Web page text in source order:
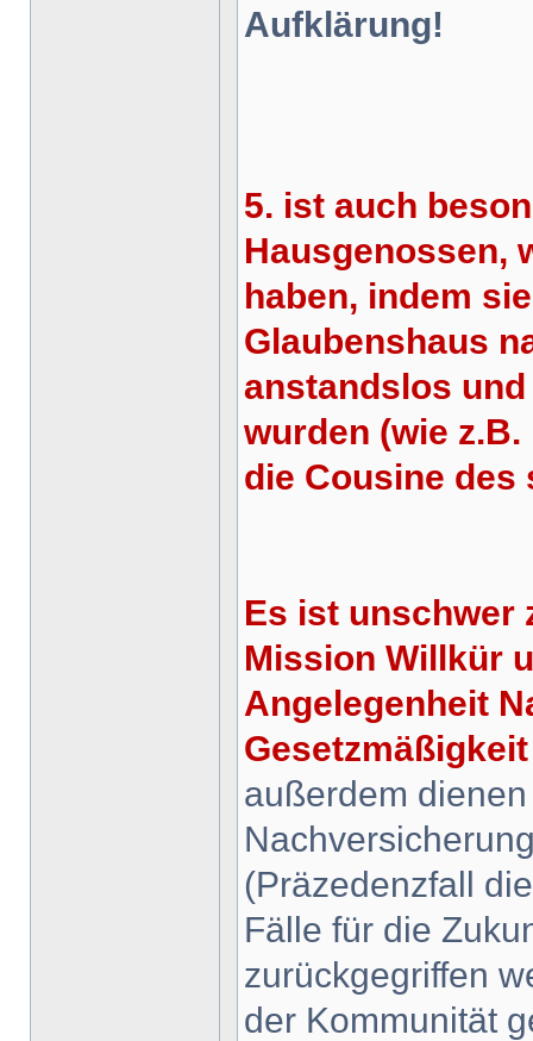
Aufklärung!
5. ist auch
Hausgenossen,
haben, indem
Glaubenshaus
anstandslos
wurden (wie z.B.
die Cousine des
Es ist unschwer
Mission Willkür
Angelegenheit
außerdem
(Präzedenzfall
Fälle für die
zurückgegriffen
der Kommunität